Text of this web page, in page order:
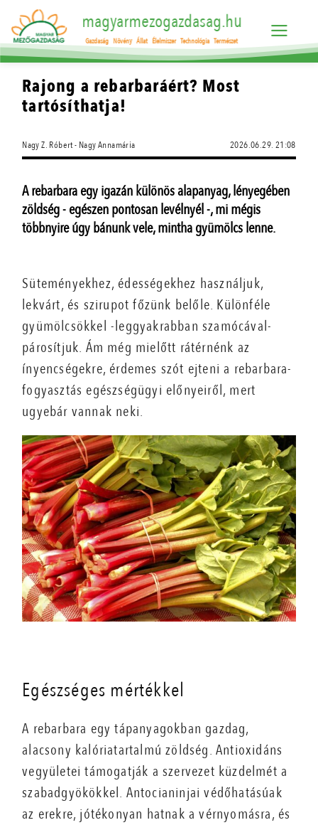
magyarmezogazdasag.hu
Gazdaság Növény Állat Élelmiszer Technológia Természet
Rajong a rebarbaráért? Most
tartósíthatja!
Nagy Z. Róbert - Nagy Annamária 2026.06.29. 21:08
A rebarbara egy igazán különös alapanyag, lényegében
zöldség - egészen pontosan levélnyél -, mi mégis
többnyire úgy bánunk vele, mintha gyümölcs lenne.
Süteményekhez, édességekhez használjuk,
lekvárt, és szirupot főzünk belőle. Különféle
gyümölcsökkel -leggyakrabban szamócával-
párosítjuk. Ám még mielőtt rátérnénk az
ínyencségekre, érdemes szót ejteni a rebarbara-
fogyasztás egészségügyi előnyeiről, mert
ugyebár vannak neki.
Egészséges mértékkel
A rebarbara egy tápanyagokban gazdag,
alacsony kalóriatartalmú zöldség. Antioxidáns
vegyületei támogatják a szervezet küzdelmét a
szabadgyökökkel. Antocianinjai védőhatásúak
az erekre, jótékonyan hatnak a vérnyomásra, és